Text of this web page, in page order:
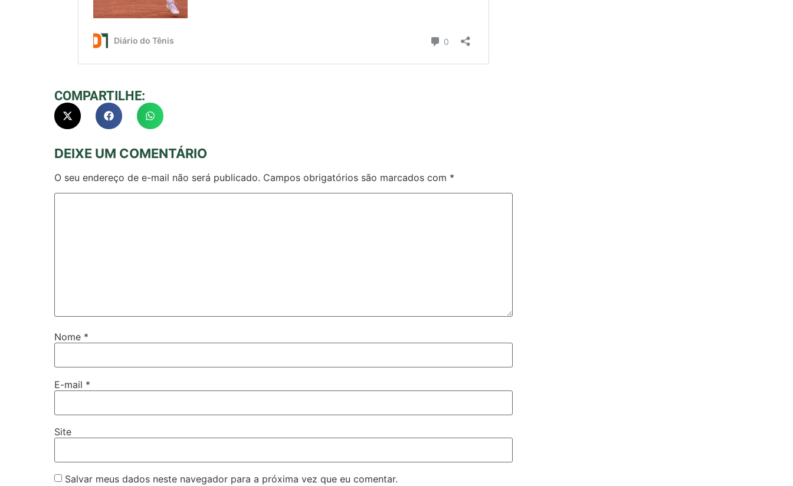
COMPARTILHE:
DEIXE UM COMENTÁRIO
O seu endereço de e-mail não será publicado. Campos obrigatórios são marcados com *
Nome *
E-mail *
Site
Salvar meus dados neste navegador para a próxima vez que eu comentar.